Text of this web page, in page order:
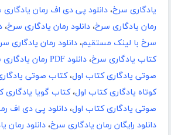
یادگاری سرخ، دانلود پی دی اف رمان
رمان یادگاری سرخ، دانلود رمان یادگاری سرخ،
سرخ با لینک مستقیم، دانلود رمان یادگاری
کتاب یادگاری سرخ، دانلود PDF رمان یادگاری سرخ
صوتی یادگاری کتاب اول،کتاب صوتی
کوتاه یادگاری کتاب اول،کتاب گویا یادگاری
صوتی یادگاری کتاب اول، دانلود پی دی اف
دانلود رایگان رمان یادگاری سرخ، دانلود رمان